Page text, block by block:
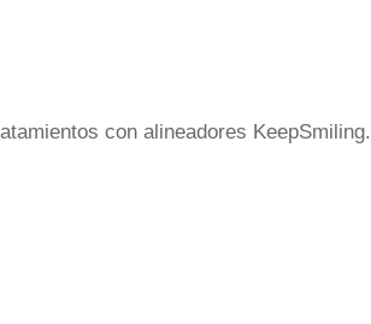
con alineadores KeepSmiling.